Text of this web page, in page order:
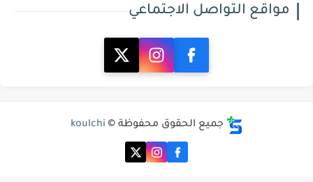
مواقع التواصل الاجتماعي
جميع الحقوق محفوظة © koulchi